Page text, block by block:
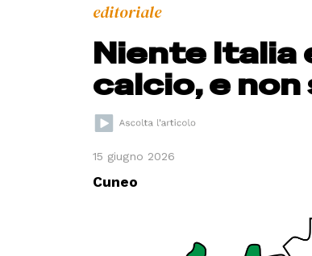
editoriale
Niente Italia
calcio, e non
15 giugno 2026
Cuneo